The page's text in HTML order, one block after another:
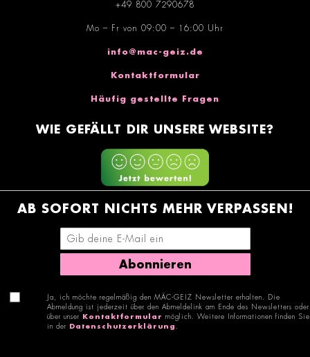
+49 800 7290678
Mo – Fr von 09:00 – 16:00 Uhr
info@mac-geiz.de
Kontaktformular
Häufig gestellte Fragen
WIE GEFÄLLT DIR UNSERE WEBSITE?
AB SOFORT NICHTS MEHR VERPASSEN!
E-Mail-Adresse eingeben
Abonnieren
Ja, ich möchte regelmäßig den MÄC-GEIZ Newsletter erhalten. Die
Abmeldung ist jederzeit über den Abmeldelink am Ende des Newsletters oder
über unser
Kontaktformular möglich. Weitere Informationen finden Sie
in der
Datenschutzerklärung .